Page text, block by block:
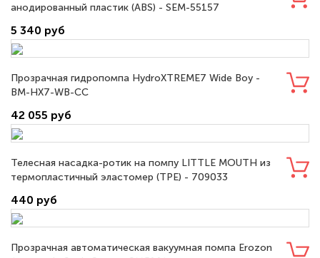
анодированный пластик (ABS) - SEM-55157
5 340 руб
Прозрачная гидропомпа HydroXTREME7 Wide Boy -
BM-HX7-WB-CC
42 055 руб
Телесная насадка-ротик на помпу LITTLE MOUTH из
термопластичный эластомер (TPE) - 709033
440 руб
Прозрачная автоматическая вакуумная помпа Erozon